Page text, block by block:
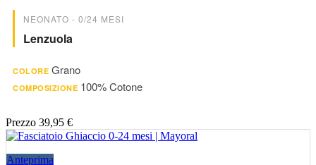
NEONATO - 0/24 MESI
Lenzuola
COLORE Grano
COMPOSIZIONE 100% Cotone
Prezzo 39,95 €
Anteprima